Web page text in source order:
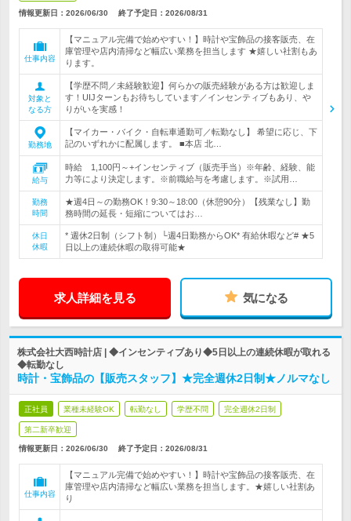
情報更新日：2026/06/30 終了予定日： 2026/08/31
仕事内容
【マニュアル完備で始めやすい！】時計や宝飾品の接客販売、在
庫管理や店内清掃など幅広い業務を担当します ★嬉しい社割もあ
ります。
対象と
なる方
【学歴不問／未経験歓迎】何らかの販売経験がある方は歓迎しま
す！UIJターンもお待ちしています／インセンティブもあり、や
りがいを実感！
勤務地
【マイカー・バイク・自転車通勤可／転勤なし】 希望に応じ、下
記のいずれかに配属します。 ■本店 北…
給与
時給 1,100円～+インセンティブ（販売手当）※年齢、経験、能
力等により決定します。※前職給与を考慮します。※試用…
勤務
時間
★週4日～の勤務OK！9:30～18:00（休憩90分）【残業なし】勤
務時間の延長・短縮についてはお…
休日
休暇
* 週休2日制（シフト制）└週4日勤務からOK* 有給休暇など# ★5
日以上の連続休暇の取得可能★
求人詳細を見る 気になる
株式会社大西時計店 | ◆インセンティブあり◆5日以上の連続休暇が取れる
◆転勤なし
時計・宝飾品の【販売スタッフ】★完全週休2日制★ノルマなし
正社員 業種未経験OK 転勤なし 学歴不問 完全週休2日制
第二新卒歓迎
情報更新日：2026/06/30 終了予定日： 2026/08/31
仕事内容
【マニュアル完備で始めやすい！】時計や宝飾品の接客販売、在
庫管理や店内清掃など幅広い業務を担当します。★嬉しい社割あ
り